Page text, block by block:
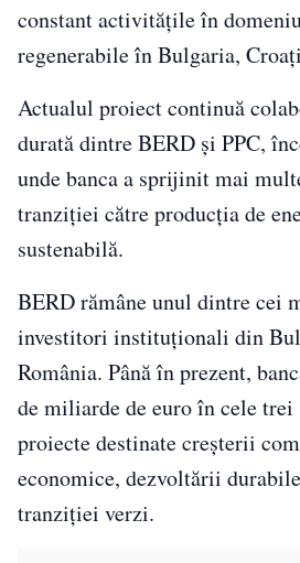
constant activitățile în
regenerabile în Bulgaria,
Actualul proiect continuă
durată dintre BERD și PPC,
unde banca a sprijinit mai
tranziției către producția de
sustenabilă.
BERD rămâne unul dintre cei
investitori instituționali din
România. Până în prezent,
de miliarde de euro în cele trei
proiecte destinate creșterii
economice, dezvoltării
tranziției verzi.